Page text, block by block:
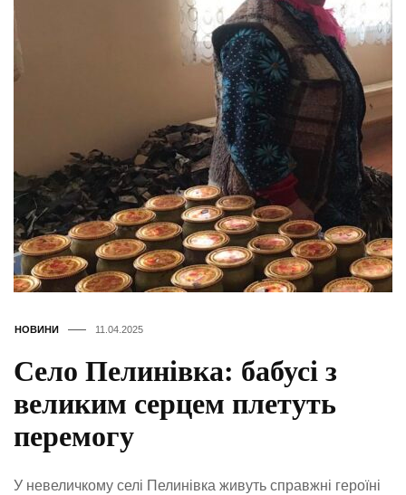
НОВИНИ 11.04.2025
Село Пелинівка: бабусі з
великим серцем плетуть
перемогу
У невеличкому селі Пелинівка живуть справжні героїні